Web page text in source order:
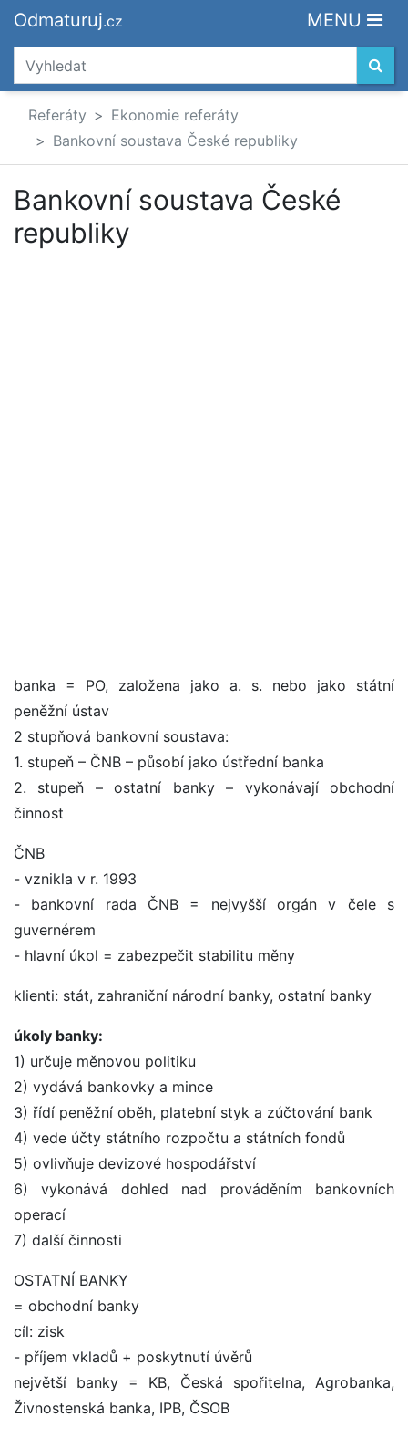
Odmaturuj.cz MENU
Referáty
Ekonomie referáty
Bankovní soustava České republiky
Bankovní soustava České
republiky
banka = PO, založena jako a. s. nebo jako státní
peněžní ústav
2 stupňová bankovní soustava:
1. stupeň – ČNB – působí jako ústřední banka
2. stupeň – ostatní banky – vykonávají obchodní
činnost
ČNB
- vznikla v r. 1993
- bankovní rada ČNB = nejvyšší orgán v čele s
guvernérem
- hlavní úkol = zabezpečit stabilitu měny
klienti: stát, zahraniční národní banky, ostatní banky
úkoly banky:
1) určuje měnovou politiku
2) vydává bankovky a mince
3) řídí peněžní oběh, platební styk a zúčtování bank
4) vede účty státního rozpočtu a státních fondů
5) ovlivňuje devizové hospodářství
6) vykonává dohled nad prováděním bankovních
operací
7) další činnosti
OSTATNÍ BANKY
= obchodní banky
cíl: zisk
- příjem vkladů + poskytnutí úvěrů
největší banky = KB, Česká spořitelna, Agrobanka,
Živnostenská banka, IPB, ČSOB